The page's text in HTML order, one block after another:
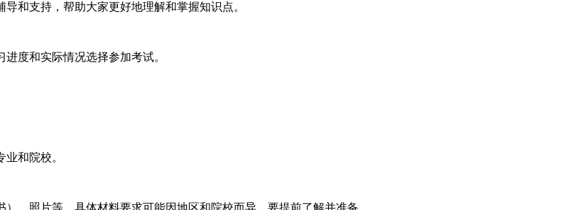
和支持，帮助大家更好地理解和掌握知识点。
度和实际情况选择参加考试。
和院校。